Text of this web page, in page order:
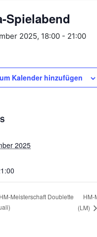
Spielabend
2025, 18:00 - 21:00
Kalender hinzufügen
2025
HM-Meisterschaft Doublette
HM-
(LM)